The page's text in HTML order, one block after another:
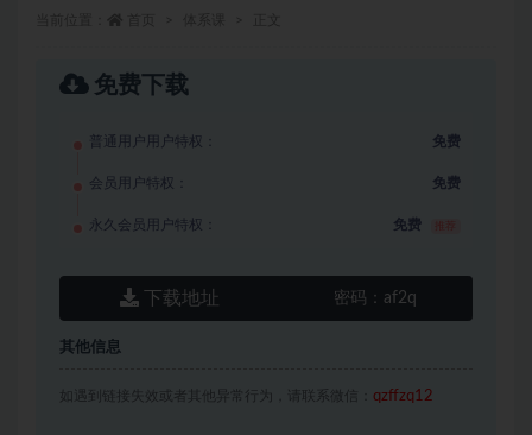
免费下载
普通用户用户特权： 免费
会员用户特权： 免费
永久会员用户特权： 免费
下载地址 密码： af2q
其他信息
如遇到链接失效或者其他异常行为，请联系微信： qzffzq12